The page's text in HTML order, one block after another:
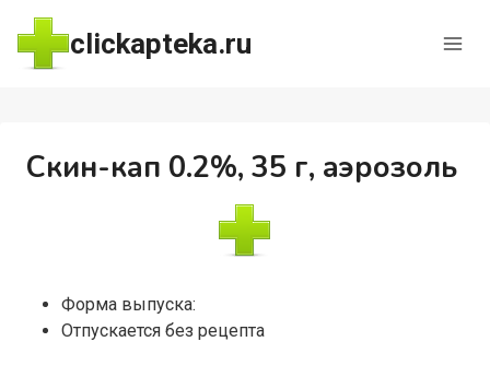
Перейти
содержимому
clickapteka.ru
Скин-кап 0.2%, 35 г, аэрозоль
Форма выпуска:
Отпускается без рецепта